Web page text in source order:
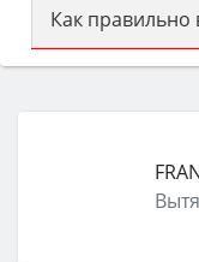
Как правильно
Сначала
затем
функции
защита от